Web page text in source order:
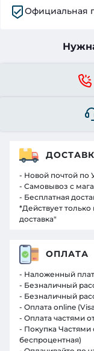
Официальная
- Новой почтой по
- Самовывоз с
- Бесплатная
*Действует
доставка"
ОПЛАТА
- Наложенный
- Безналичный
- Безналичный
- Оплата online
- Оплата частями
- Покупка Частями
беспроцентная)